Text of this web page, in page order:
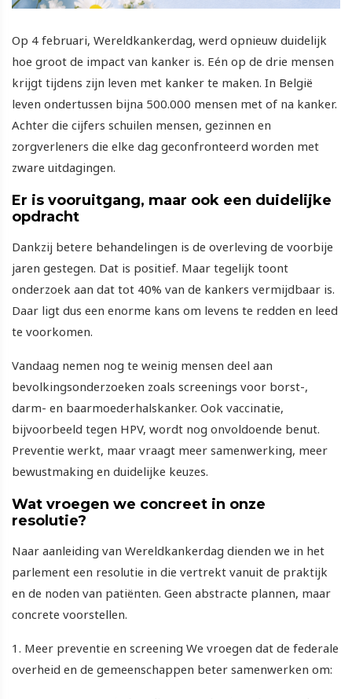
Op 4 februari, Wereldkankerdag, werd opnieuw duidelijk
hoe groot de impact van kanker is. Eén op de drie mensen
krijgt tijdens zijn leven met kanker te maken. In België
leven ondertussen bijna 500.000 mensen met of na kanker.
Achter die cijfers schuilen mensen, gezinnen en
zorgverleners die elke dag geconfronteerd worden met
zware uitdagingen.
Er is vooruitgang, maar ook een duidelijke
opdracht
Dankzij betere behandelingen is de overleving de voorbije
jaren gestegen. Dat is positief. Maar tegelijk toont
onderzoek aan dat tot 40% van de kankers vermijdbaar is.
Daar ligt dus een enorme kans om levens te redden en leed
te voorkomen.
Vandaag nemen nog te weinig mensen deel aan
bevolkingsonderzoeken zoals screenings voor borst-,
darm- en baarmoederhalskanker. Ook vaccinatie,
bijvoorbeeld tegen HPV, wordt nog onvoldoende benut.
Preventie werkt, maar vraagt meer samenwerking, meer
bewustmaking en duidelijke keuzes.
Wat vroegen we concreet in onze
resolutie?
Naar aanleiding van Wereldkankerdag dienden we in het
parlement een resolutie in die vertrekt vanuit de praktijk
en de noden van patiënten. Geen abstracte plannen, maar
concrete voorstellen.
1. Meer preventie en screening We vroegen dat de federale
overheid en de gemeenschappen beter samenwerken om: